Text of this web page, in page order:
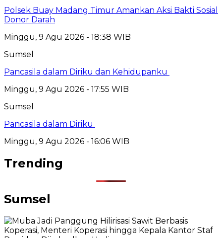
Polsek Buay Madang Timur Amankan Aksi Bakti Sosial
Donor Darah
Minggu, 9 Agu 2026 - 18:38 WIB
Sumsel
Pancasila dalam Diriku dan Kehidupanku
Minggu, 9 Agu 2026 - 17:55 WIB
Sumsel
Pancasila dalam Diriku
Minggu, 9 Agu 2026 - 16:06 WIB
Trending
Sumsel